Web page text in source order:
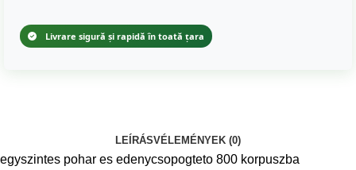
Livrare sigură și rapidă în toată țara
LEÍRÁSVÉLEMÉNYEK (0)
egyszintes pohar es edenycsopogteto 800 korpuszba